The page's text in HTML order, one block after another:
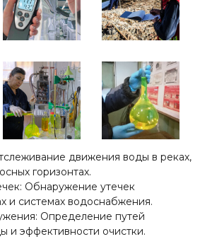
движения воды в реках,
горизонтах.
Обнаружение утечек
и системах водоснабжения.
Определение путей
и эффективности очистки.